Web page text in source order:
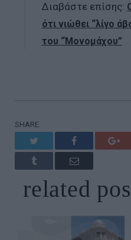
Διαβάστε επίσης:
ότι νιώθει “λίγο
του “Μονομάχου”
SHARE.
Facebook
Tumblr Email
related